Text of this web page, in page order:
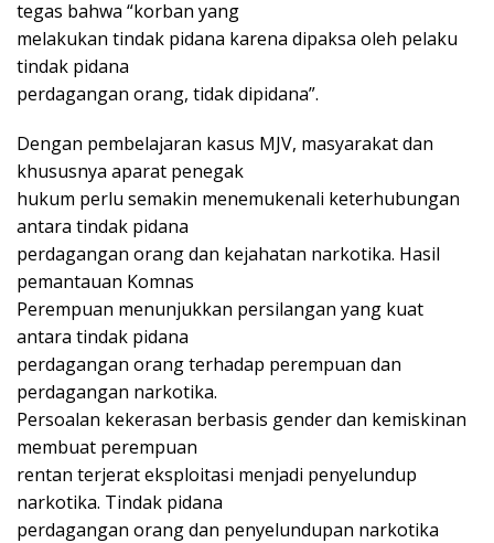
tegas bahwa “korban yang
melakukan tindak pidana karena dipaksa oleh pelaku
tindak pidana
perdagangan orang, tidak dipidana”.
Dengan pembelajaran kasus MJV, masyarakat dan
khususnya aparat penegak
hukum perlu semakin menemukenali keterhubungan
antara tindak pidana
perdagangan orang dan kejahatan narkotika. Hasil
pemantauan Komnas
Perempuan menunjukkan persilangan yang kuat
antara tindak pidana
perdagangan orang terhadap perempuan dan
perdagangan narkotika.
Persoalan kekerasan berbasis gender dan kemiskinan
membuat perempuan
rentan terjerat eksploitasi menjadi penyelundup
narkotika. Tindak pidana
perdagangan orang dan penyelundupan narkotika